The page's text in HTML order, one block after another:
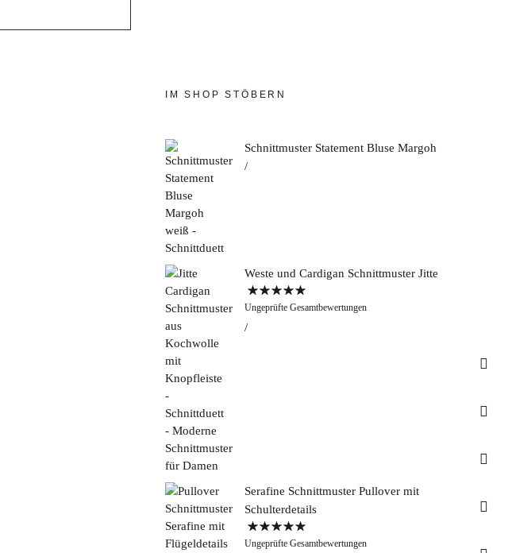
IM SHOP STÖBERN
Schnittmuster Statement Bluse Margoh
Weste und Cardigan Schnittmuster Jitte
Bewertet mit
5.00von 5
Ungeprüfte Gesamtbewertungen
Serafine Schnittmuster Pullover mit
Schulterdetails
Bewertet mit
5.00von 5
Ungeprüfte Gesamtbewertungen